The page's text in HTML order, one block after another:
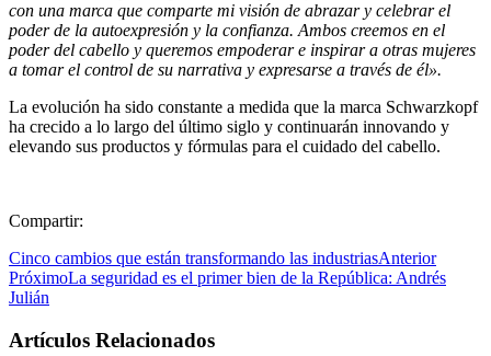
con una marca que comparte mi visión de abrazar y celebrar el
poder de la autoexpresión y la confianza. Ambos creemos en el
poder del cabello y queremos empoderar e inspirar a otras mujeres
a tomar el control de su narrativa y expresarse a través de él».
La evolución ha sido constante a medida que la marca Schwarzkopf
ha crecido a lo largo del último siglo y continuarán innovando y
elevando sus productos y fórmulas para el cuidado del cabello.
Compartir:
Cinco cambios que están transformando las industriasAnterior
PróximoLa seguridad es el primer bien de la República: Andrés
Julián
Artículos Relacionados